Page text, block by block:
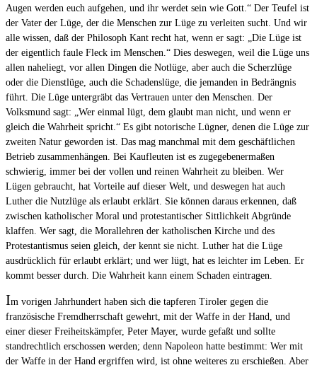
Augen werden euch aufgehen, und ihr werdet sein wie Gott.“ Der Teufel ist
der Vater der Lüge, der die Menschen zur Lüge zu verleiten sucht. Und wir
alle wissen, daß der Philosoph Kant recht hat, wenn er sagt: „Die Lüge ist
der eigentlich faule Fleck im Menschen.“ Dies deswegen, weil die Lüge uns
allen naheliegt, vor allen Dingen die Notlüge, aber auch die Scherzlüge
oder die Dienstlüge, auch die Schadenslüge, die jemanden in Bedrängnis
führt. Die Lüge untergräbt das Vertrauen unter den Menschen. Der
Volksmund sagt: „Wer einmal lügt, dem glaubt man nicht, und wenn er
gleich die Wahrheit spricht.“ Es gibt notorische Lügner, denen die Lüge zur
zweiten Natur geworden ist. Das mag manchmal mit dem geschäftlichen
Betrieb zusammenhängen. Bei Kaufleuten ist es zugegebenermaßen
schwierig, immer bei der vollen und reinen Wahrheit zu bleiben. Wer
Lügen gebraucht, hat Vorteile auf dieser Welt, und deswegen hat auch
Luther die Nutzlüge als erlaubt erklärt. Sie können daraus erkennen, daß
zwischen katholischer Moral und protestantischer Sittlichkeit Abgründe
klaffen. Wer sagt, die Morallehren der katholischen Kirche und des
Protestantismus seien gleich, der kennt sie nicht. Luther hat die Lüge
ausdrücklich für erlaubt erklärt; und wer lügt, hat es leichter im Leben. Er
kommt besser durch. Die Wahrheit kann einem Schaden eintragen.
Im vorigen Jahrhundert haben sich die tapferen Tiroler gegen die
französische Fremdherrschaft gewehrt, mit der Waffe in der Hand, und
einer dieser Freiheitskämpfer, Peter Mayer, wurde gefaßt und sollte
standrechtlich erschossen werden; denn Napoleon hatte bestimmt: Wer mit
der Waffe in der Hand ergriffen wird, ist ohne weiteres zu erschießen. Aber